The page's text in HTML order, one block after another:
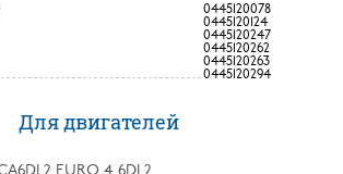
0445120078
0445120124
0445120247
0445120262
0445120263
0445120294
Для двигателей